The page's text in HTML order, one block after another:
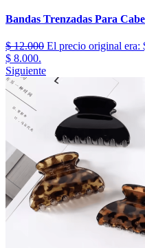
Bandas Trenzadas Para
$12.000 El precio original era:
$ 8.000.
Siguiente